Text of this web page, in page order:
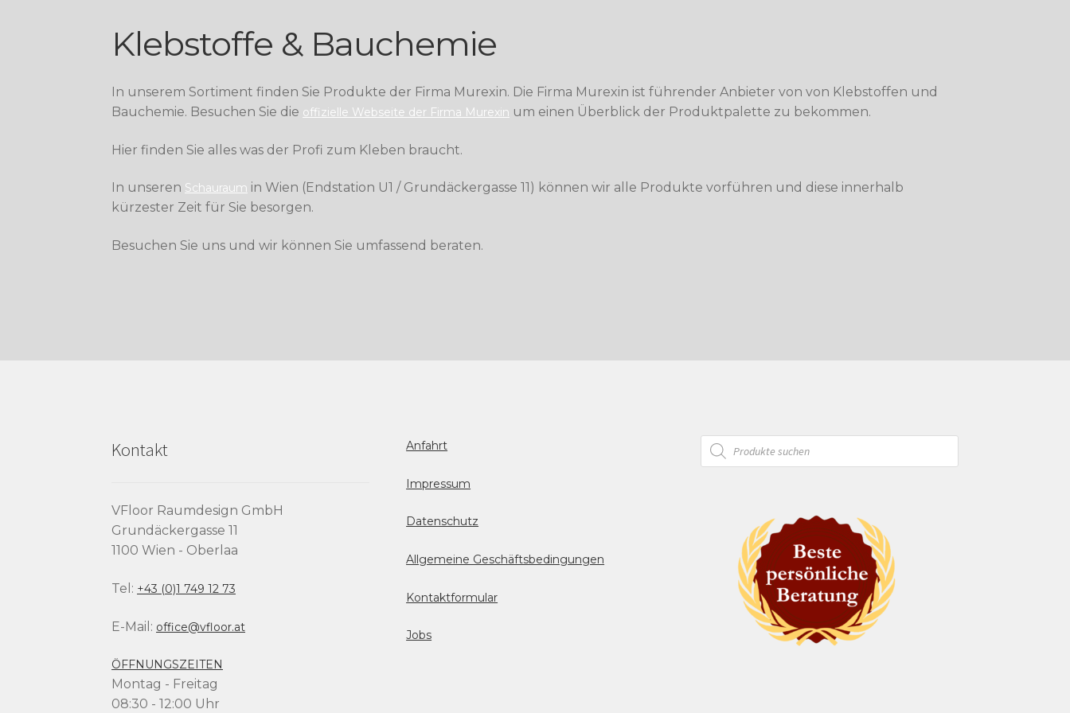
Klebstoffe & Bauchemie
In unserem Sortiment finden Sie Produkte der Firma Murexin. Die Firma Murexin ist führender Anbieter von von Klebstoffen und
Bauchemie. Besuchen Sie die offizielle Webseite der Firma Murexin um einen Überblick der Produktpalette zu bekommen.
Hier finden Sie alles was der Profi zum Kleben braucht.
In unseren Schauraum in Wien (Endstation U1 / Grundäckergasse 11) können wir alle Produkte vorführen und diese innerhalb
kürzester Zeit für Sie besorgen.
Besuchen Sie uns und wir können Sie umfassend beraten.
Kontakt
VFloor Raumdesign GmbH
Grundäckergasse 11
1100 Wien - Oberlaa
Tel: +43 (0)1 749 12 73
E-Mail: office@vfloor.at
ÖFFNUNGSZEITEN
Montag - Freitag
08:30 - 12:00 Uhr
Anfahrt
Impressum
Datenschutz
Allgemeine Geschäftsbedingungen
Kontaktformular
Jobs
Products
search